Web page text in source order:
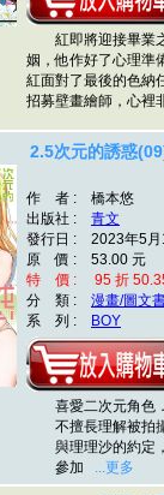
紅即將迎接畢業之
姻，他作好了心理準
紅面對了最後的色
招募壁畫繪師，心
2.5次元的誘惑
作 者 : 橋本悠
出版社 : 青文
發行日 : 2023年5月
原 價 : 53.00 元
特 價 : 95 折
分 類 : 漫畫/圖文
系 列 :
BOY
喜愛二次元角色
不擅長理解被拍攝
與理理沙的約定，
參加 ...更多